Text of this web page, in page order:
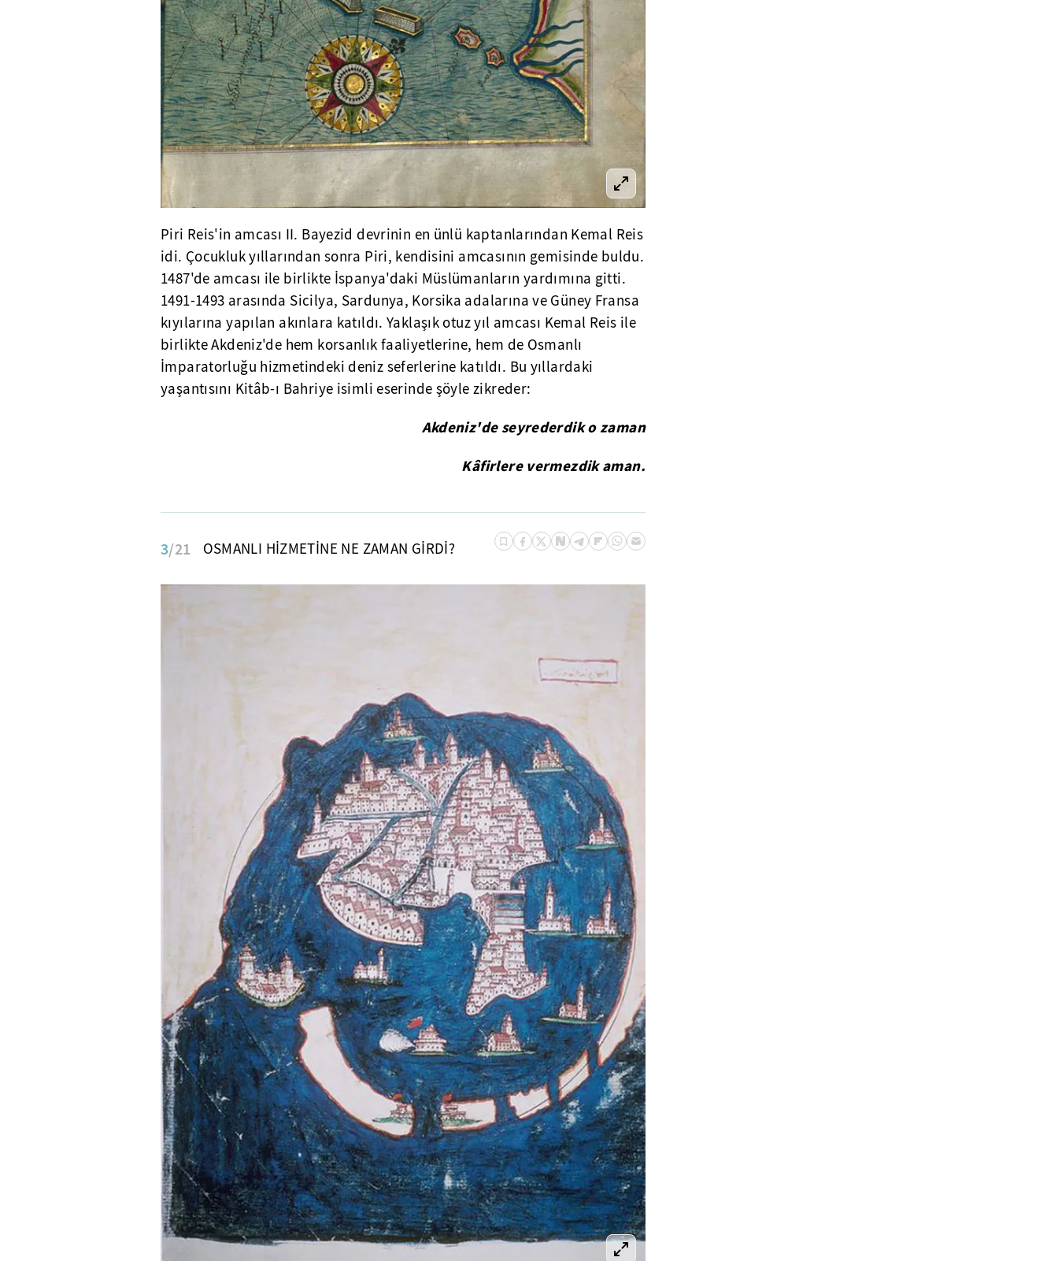
Piri Reis'in amcası II. Bayezid devrinin en ünlü kaptanlarından Kemal Reis
idi. Çocukluk yıllarından sonra Piri, kendisini amcasının gemisinde buldu.
1487'de amcası ile birlikte İspanya'daki Müslümanların yardımına gitti.
1491-1493 arasında Sicilya, Sardunya, Korsika adalarına ve Güney Fransa
kıyılarına yapılan akınlara katıldı. Yaklaşık otuz yıl amcası Kemal Reis ile
birlikte Akdeniz'de hem korsanlık faaliyetlerine, hem de Osmanlı
İmparatorluğu hizmetindeki deniz seferlerine katıldı. Bu yıllardaki
yaşantısını Kitâb-ı Bahriye isimli eserinde şöyle zikreder:
Akdeniz'de seyrederdik o zaman
Kâfirlere vermezdik aman.
3/21 OSMANLI HİZMETİNE NE ZAMAN GİRDİ?